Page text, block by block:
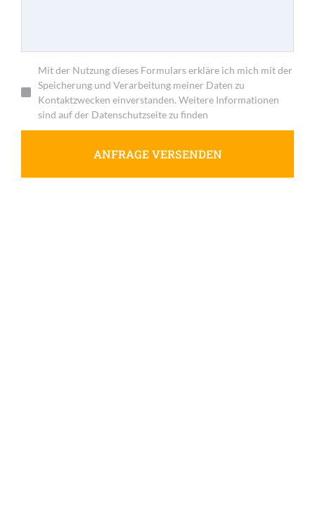
Mit der Nutzung dieses Formulars erkläre ich mich mit der
Speicherung und Verarbeitung meiner Daten zu
Kontaktzwecken einverstanden. Weitere Informationen
sind auf der Datenschutzseite zu finden
ANFRAGE VERSENDEN